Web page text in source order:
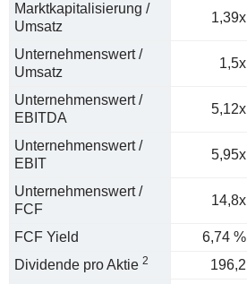
Marktkapitalisierung /
Umsatz
1,39x
Unternehmenswert /
Umsatz
1,5x
Unternehmenswert /
EBITDA
5,12x
Unternehmenswert /
EBIT
5,95x
Unternehmenswert /
FCF
14,8x
FCF Yield 6,74 %
Dividende pro Aktie 2 196,2